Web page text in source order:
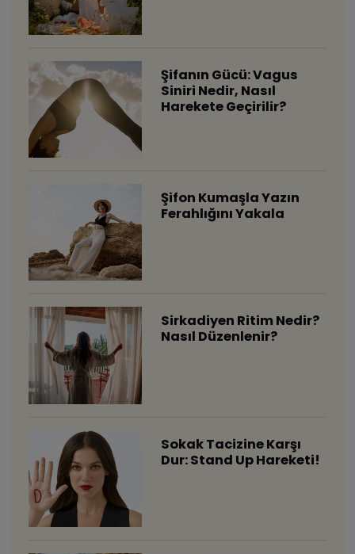
Şifanın Gücü: Vagus
Siniri Nedir, Nasıl
Harekete Geçirilir?
Şifon Kumaşla Yazın
Ferahlığını Yakala
Sirkadiyen Ritim Nedir?
Nasıl Düzenlenir?
Sokak Tacizine Karşı
Dur: Stand Up Hareketi!